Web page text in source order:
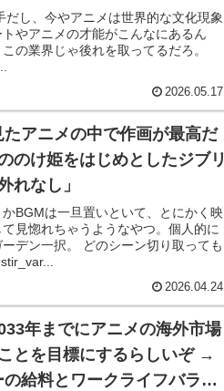
国人を夢中ににする世界観の作
た女子高生4人組がエモすぎる
映像【海外の反応】
ィカル検査をパス！現地サポが
が世界をメロメロに
騒ぎ
！」（海外の反応）
れるくらいピッチャーとして通
し、今やアニメは世界的な文化現象
やアニメの才能がこんなにあるん
の業界じゃ後れを取ってるだろ。
2026.05.17
たアニメの中で作画が最高だ
のけ姫をはじめとしたジブリ
れなし」
BGMは一旦置いといて、とにかく映
見惚れちゃうようなやつ。個人的に
デン一択。 どのシーン切り取っても
2026.04.24
年までにアニメの海外市場
とを目標にするらしいぞ →
の給料とワークライフバラン